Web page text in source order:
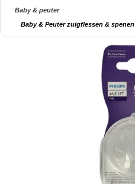
Baby & peuter
Baby & Peuter zuigflessen & spenen